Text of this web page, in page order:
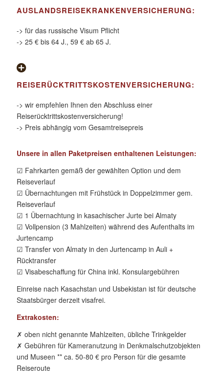
AUSLANDSREISEKRANKENVERSICHERUNG:
-> für das russische Visum Pflicht
-> 25 € bis 64 J., 59 € ab 65 J.
REISERÜCKTRITTSKOSTENVERSICHERUNG:
-> wir empfehlen Ihnen den Abschluss einer
Reiserücktrittskostenversicherung!
-> Preis abhängig vom Gesamtreisepreis
Unsere in allen Paketpreisen enthaltenen Leistungen:
☑ Fahrkarten gemäß der gewählten Option und dem
Reiseverlauf
☑ Übernachtungen mit Frühstück in Doppelzimmer gem.
Reiseverlauf
☑ 1 Übernachtung in kasachischer Jurte bei Almaty
☑ Vollpension (3 Mahlzeiten) während des Aufenthalts im
Jurtencamp
☑ Transfer von Almaty in den Jurtencamp in Auli +
Rücktransfer
☑ Visabeschaffung für China inkl. Konsulargebühren
Einreise nach Kasachstan und Usbekistan ist für deutsche
Staatsbürger derzeit visafrei.
Extrakosten:
✗ oben nicht genannte Mahlzeiten, übliche Trinkgelder
✗ Gebühren für Kameranutzung in Denkmalschutzobjekten
und Museen ** ca. 50-80 € pro Person für die gesamte
Reiseroute